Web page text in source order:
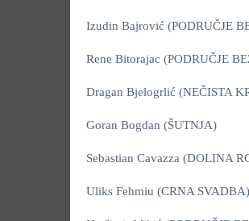
Izudin Bajrović (PODRUČJE
Rene Bitorajac (PODRUČJE
Dragan Bjelogrlić (NEČISTA
Goran Bogdan (ŠUTNJA)
Sebastian Cavazza (DOLINA
Uliks Fehmiu (CRNA SVADBA)